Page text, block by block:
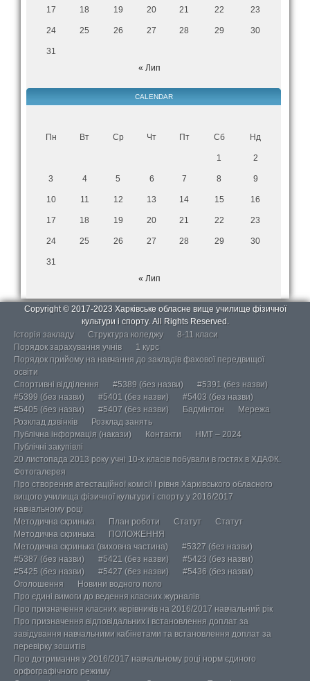
17 18 19 20 21 22 23
24 25 26 27 28 29 30
31
« Лип
CALENDAR
Пн Вт Ср Чт Пт Сб Нд
1 2
3 4 5 6 7 8 9
10 11 12 13 14 15 16
17 18 19 20 21 22 23
24 25 26 27 28 29 30
31
« Лип
Copyright © 2017-2023 Харківське обласне вище училище фізичної
культури і спорту. All Rights Reserved.
Історія закладу
Структура коледжу
8-11 класи
Порядок зарахування учнів
1 курс
Порядок прийому на навчання до закладів фахової передвищої
освіти
Спортивні відділення
#5389 (без назви)
#5391 (без назви)
#5399 (без назви)
#5401 (без назви)
#5403 (без назви)
#5405 (без назви)
#5407 (без назви) Бадмінтон
Мережа
Розклад дзвінків
Розклад занять
Публічна інформація (накази)
Контакти
НМТ – 2024
Публічні закупівлі
20 листопада 2013 року учні 10-х класів побували в гостях в ХДАФК.
Фотогалерея
Про створення атестаційної комісії І рівня Харківського обласного
вищого училища фізичної культури і спорту у 2016/2017
навчальному році
Методична скринька
План роботи Статут
Статут
Методична скринька
ПОЛОЖЕННЯ
Методична скринька (виховна частина)
#5327 (без назви)
#5387 (без назви)
#5421 (без назви)
#5423 (без назви)
#5425 (без назви)
#5427 (без назви)
#5436 (без назви)
Оголошення
Новини водного поло
Про єдині вимоги до ведення класних журналів
Про призначення класних керівників на 2016/2017 навчальний рік
Про призначення відповідальних і встановлення доплат за
завідування навчальними кабінетами та встановлення доплат за
перевірку зошитів
Про дотримання у 2016/2017 навчальному році норм єдиного
орфографічного режиму